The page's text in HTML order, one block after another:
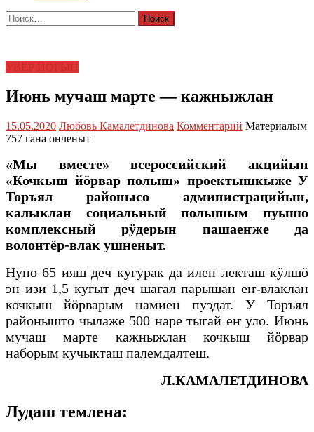
Найти:
Июнь мучаш марте — кажныжлан
15.05.2020 Любовь Камалетдинова Комментарий Материалым
757 гана онченыт
«Мы вместе» всероссийский акцийын
«Кочкыш йӧрвар полыш» проектышкыже У
Торъял районысо администрацийын,
калыклан социальный полышым пуышо
комплексный рӱдерын пашаеҥже да
волонтёр-влак ушненыт.
Нуно 65 ияш деч кугурак да илен лекташ кӱлшӧ
эн изи 1,5 кугыт деч шагал парышан еҥ-влаклан
кочкыш йӧрварым намиен пуэдат. У Торъял
районышто чылаже 500 наре тыгай еҥ уло. Июнь
мучаш марте кажныжлан кочкыш йӧрвар
наборым кучыкташ палемдалтеш.
Л.КАМАЛЕТДИНОВА
Лудаш темлена: